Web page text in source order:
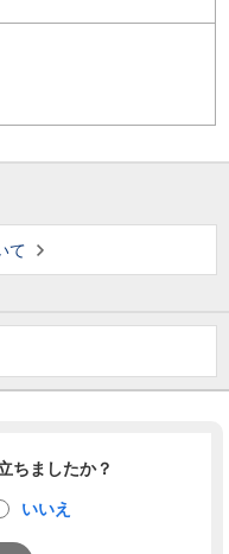
て
ちましたか？
いいえ